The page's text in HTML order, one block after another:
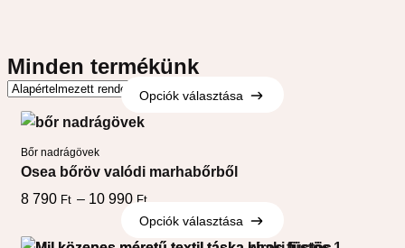
Minden termékünk
Opciók választása
Opciók választása
Bőr nadrágövek
Osea bőröv valódi marhabőrből
8 790 Ft – 10 990 Ft
Opciók választása
Opciók választása